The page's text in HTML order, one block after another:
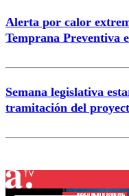
Alerta por calor
Temprana Preventiva
Semana legislativa
tramitación del